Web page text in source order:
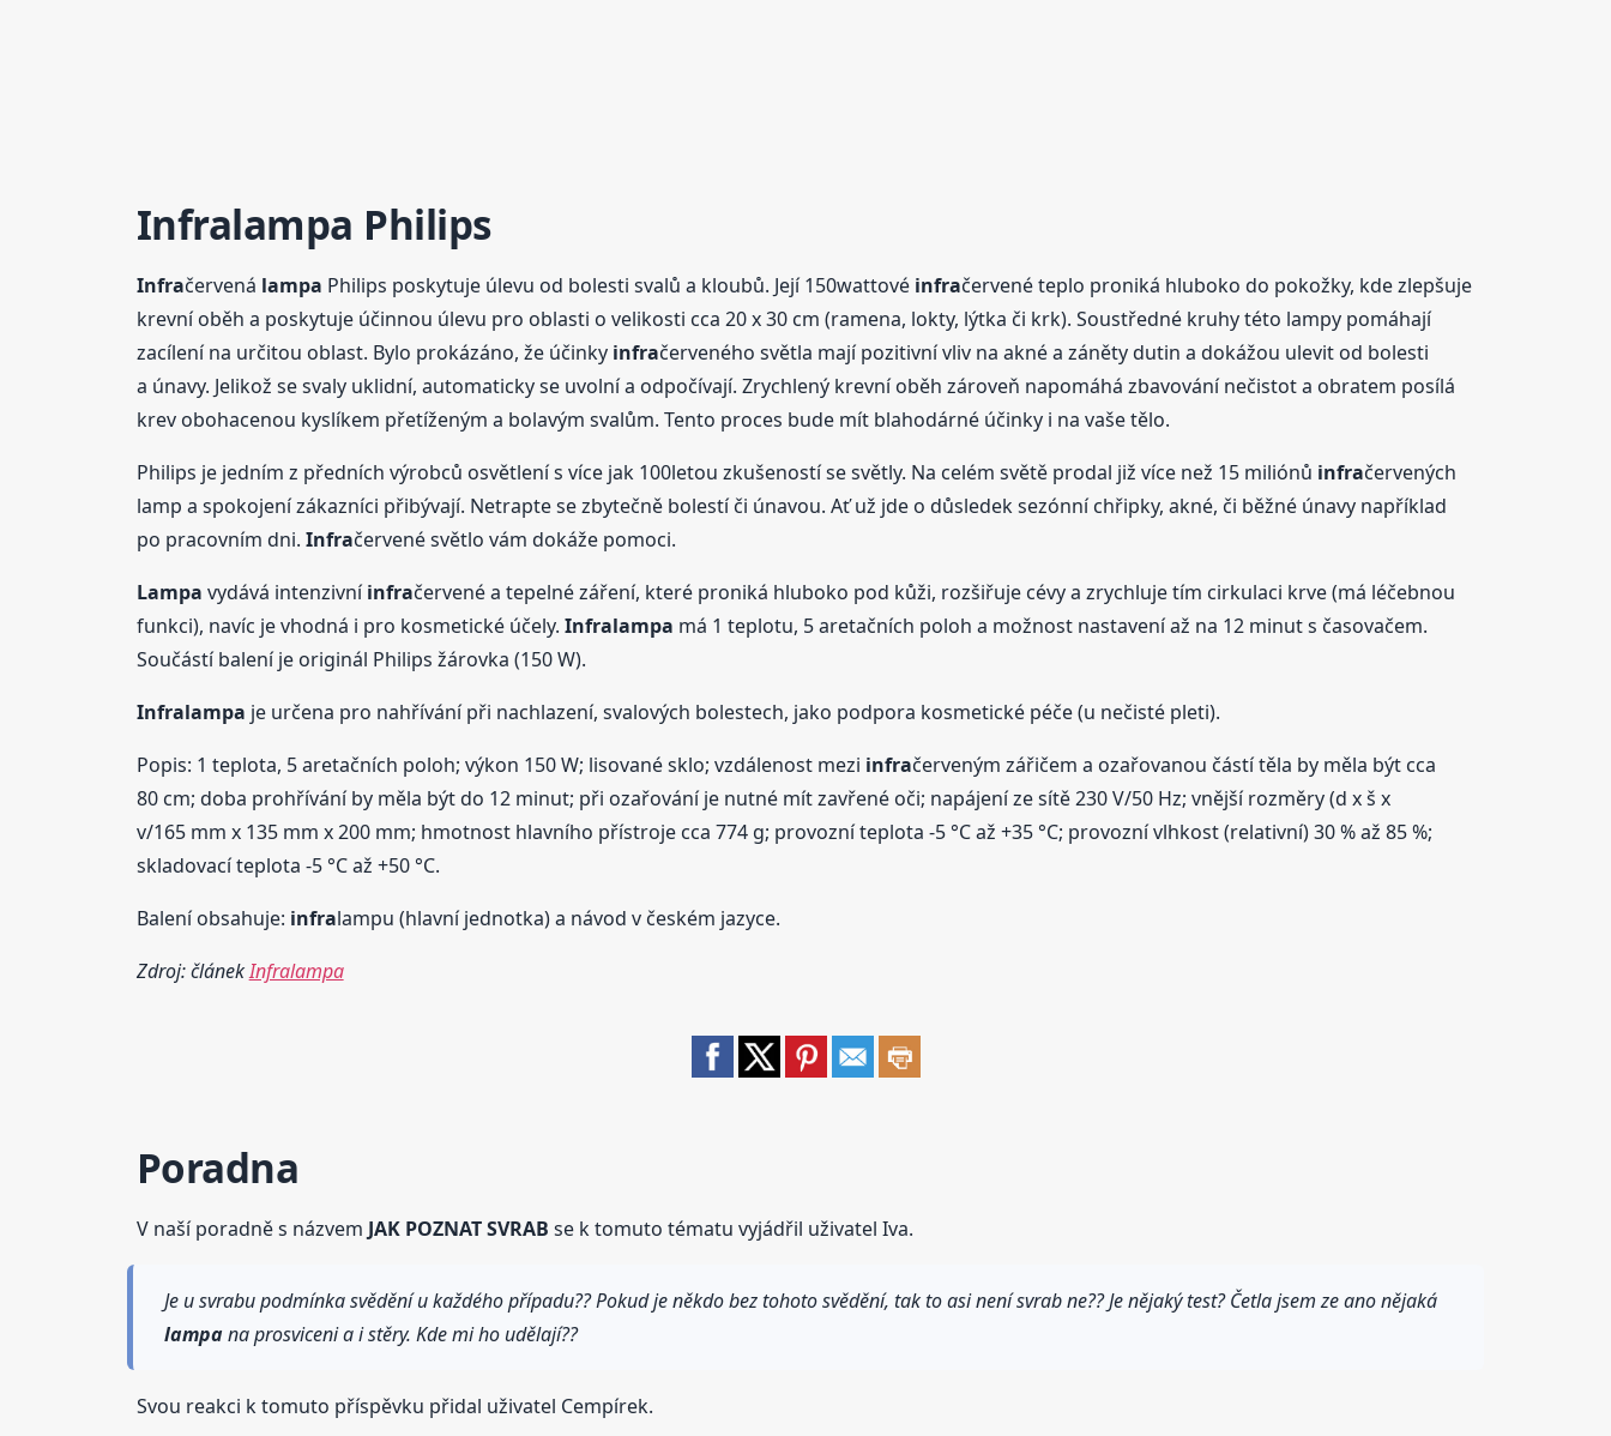
Infralampa Philips
Infračervená lampa Philips poskytuje úlevu od bolesti svalů a kloubů. Její 150wattové infračervené teplo proniká hluboko do pokožky, kde zlepšuje
krevní oběh a poskytuje účinnou úlevu pro oblasti o velikosti cca 20 x 30 cm (ramena, lokty, lýtka či krk). Soustředné kruhy této lampy pomáhají
zacílení na určitou oblast. Bylo prokázáno, že účinky infračerveného světla mají pozitivní vliv na akné a záněty dutin a dokážou ulevit od bolesti
a únavy. Jelikož se svaly uklidní, automaticky se uvolní a odpočívají. Zrychlený krevní oběh zároveň napomáhá zbavování nečistot a obratem posílá
krev obohacenou kyslíkem přetíženým a bolavým svalům. Tento proces bude mít blahodárné účinky i na vaše tělo.
Philips je jedním z předních výrobců osvětlení s více jak 100letou zkušeností se světly. Na celém světě prodal již více než 15 miliónů infračervených
lamp a spokojení zákazníci přibývají. Netrapte se zbytečně bolestí či únavou. Ať už jde o důsledek sezónní chřipky, akné, či běžné únavy například
po pracovním dni. Infračervené světlo vám dokáže pomoci.
Lampa vydává intenzivníinfračervené a tepelné záření, které proniká hluboko pod kůži, rozšiřuje cévy a zrychluje tím cirkulaci krve (má léčebnou
funkci), navíc je vhodná i pro kosmetické účely. Infralampa má 1 teplotu, 5 aretačních poloh a možnost nastavení až na 12 minut s časovačem.
Součástí balení je originál Philips žárovka (150 W).
Infralampa je určena pro nahřívání při nachlazení, svalových bolestech, jako podpora kosmetické péče (u nečisté pleti).
Popis: 1 teplota, 5 aretačních poloh; výkon 150 W; lisované sklo; vzdálenost mezi infračerveným zářičem a ozařovanou částí těla by měla být cca
80 cm; doba prohřívání by měla být do 12 minut; při ozařování je nutné mít zavřené oči; napájení ze sítě 230 V/50 Hz; vnější rozměry (d x š x
v/165 mm x 135 mm x 200 mm; hmotnost hlavního přístroje cca 774 g; provozní teplota -5 °C až +35 °C; provozní vlhkost (relativní) 30 % až 85 %;
skladovací teplota -5 °C až +50 °C.
Balení obsahuje: infralampu (hlavní jednotka) a návod v českém jazyce.
Zdroj: článekInfralampa
Poradna
V naší poradně s názvem JAK POZNAT SVRAB se k tomuto tématu vyjádřil uživatel Iva.
Je u svrabu podmínka svědění u každého případu?? Pokud je někdo bez tohoto svědění, tak to asi není svrab ne?? Je nějaký test? Četla jsem ze ano nějaká
lampana prosviceni a i stěry. Kde mi ho udělají??
Svou reakci k tomuto příspěvku přidal uživatel Cempírek.